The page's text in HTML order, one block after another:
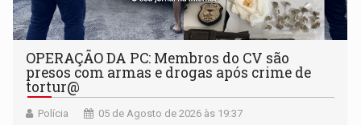
OPERAÇÃO DA PC: Membros do CV são
presos com armas e drogas após crime de
tortur@
Polícia 05 de Agosto de 2026 às 19:37